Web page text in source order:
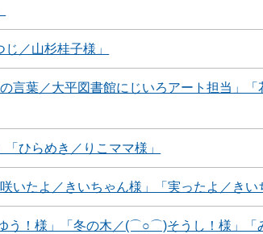
／山杉桂子様」
言葉／大平図書館にじいろアート担当」
ひらめき／りこママ様」
いたよ／きいちゃん様」「実ったよ／きい
う！様」「冬の木／(⌒○⌒)そうし！様」「